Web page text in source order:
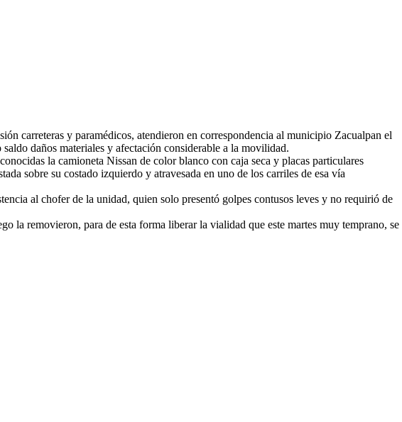
carreteras y paramédicos, atendieron en correspondencia al municipio Zacualpan el
daños materiales y afectación considerable a la movilidad.
la camioneta Nissan de color blanco con caja seca y placas particulares
sobre su costado izquierdo y atravesada en uno de los carriles de esa vía
al chofer de la unidad, quien solo presentó golpes contusos leves y no requirió de
la removieron, para de esta forma liberar la vialidad que este martes muy temprano, se